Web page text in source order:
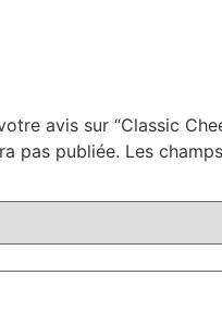
avis sur “Classic
pas publiée. Les